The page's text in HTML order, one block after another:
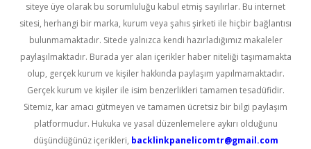
siteye üye olarak bu sorumluluğu kabul etmiş sayılırlar. Bu internet
sitesi, herhangi bir marka, kurum veya şahıs şirketi ile hiçbir bağlantısı
bulunmamaktadır. Sitede yalnızca kendi hazırladığımız makaleler
paylaşılmaktadır. Burada yer alan içerikler haber niteliği taşımamakta
olup, gerçek kurum ve kişiler hakkında paylaşım yapılmamaktadır.
Gerçek kurum ve kişiler ile isim benzerlikleri tamamen tesadüfidir.
Sitemiz, kar amacı gütmeyen ve tamamen ücretsiz bir bilgi paylaşım
platformudur. Hukuka ve yasal düzenlemelere aykırı olduğunu
düşündüğünüz içerikleri, backlinkpanelicomtr@gmail.com